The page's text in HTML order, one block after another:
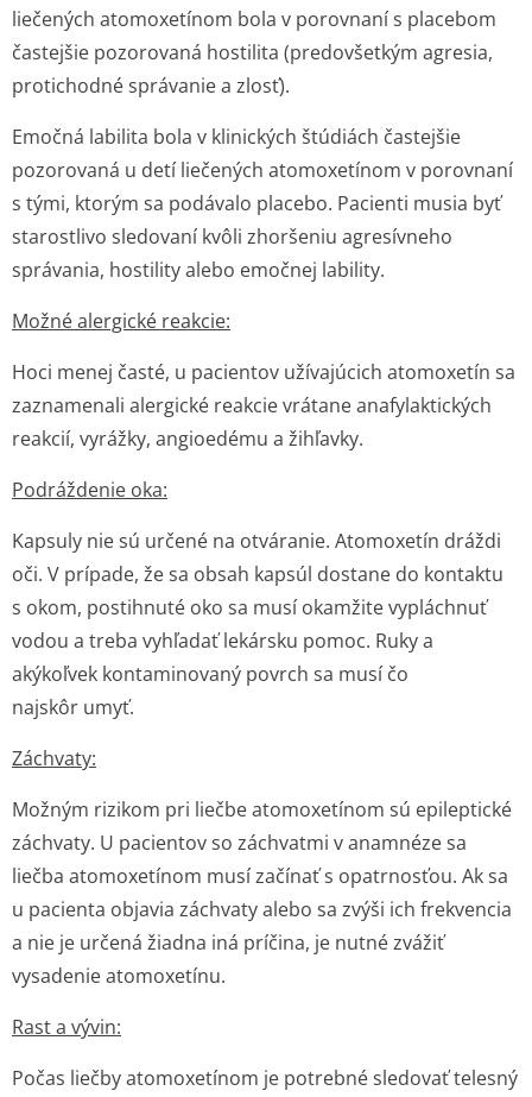
liečených atomoxetínom bola v porovnaní s placebom
častejšie pozorovaná hostilita (predovšetkým agresia,
protichodné správanie a zlosť).
Emočná labilita bola v klinických štúdiách častejšie
pozorovaná u detí liečených atomoxetínom v porovnaní
s tými, ktorým sa podávalo placebo. Pacienti musia byť
starostlivo sledovaní kvôli zhoršeniu agresívneho
správania, hostility alebo emočnej lability.
Možné alergické reakcie:
Hoci menej časté, u pacientov užívajúcich atomoxetín sa
zaznamenali alergické reakcie vrátane anafylaktických
reakcií, vyrážky, angioedému a žihľavky.
Podráždenie oka:
Kapsuly nie sú určené na otváranie. Atomoxetín dráždi
oči. V prípade, že sa obsah kapsúl dostane do kontaktu
s okom, postihnuté oko sa musí okamžite vypláchnuť
vodou a treba vyhľadať lekársku pomoc. Ruky a
akýkoľvek kontaminovaný povrch sa musí čo
najskôr umyť.
Záchvaty:
Možným rizikom pri liečbe atomoxetínom sú epileptické
záchvaty. U pacientov so záchvatmi v anamnéze sa
liečba atomoxetínom musí začínať s opatrnosťou. Ak sa
u pacienta objavia záchvaty alebo sa zvýši ich frekvencia
a nie je určená žiadna iná príčina, je nutné zvážiť
vysadenie atomoxetínu.
Rast a vývin:
Počas liečby atomoxetínom je potrebné sledovať telesný